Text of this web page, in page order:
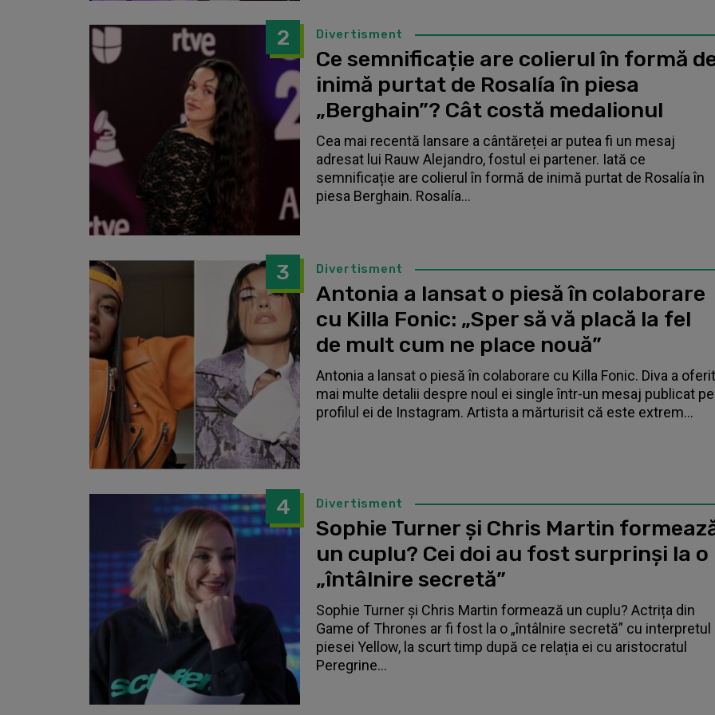
2 Divertisment
Ce semnificație are colierul în formă
inimă purtat de Rosalía în piesa
„Berghain”? Cât costă medalionul
Cea mai recentă lansare a cântăreței ar putea fi un mesaj
adresat lui Rauw Alejandro, fostul ei partener. Iată ce
semnificație are colierul în formă de inimă purtat de Rosalía în
piesa Berghain. Rosalía...
3 Divertisment
Antonia a lansat o piesă în colaborare
cu Killa Fonic: „Sper să vă placă la fel
de mult cum ne place nouă”
Antonia a lansat o piesă în colaborare cu Killa Fonic. Diva a oferit
mai multe detalii despre noul ei single într-un mesaj publicat pe
profilul ei de Instagram. Artista a mărturisit că este extrem...
4 Divertisment
Sophie Turner și Chris Martin
un cuplu? Cei doi au fost surprinși la o
„întâlnire secretă”
Sophie Turner și Chris Martin formează un cuplu? Actrița din
Game of Thrones ar fi fost la o „întâlnire secretă” cu interpretul
piesei Yellow, la scurt timp după ce relația ei cu aristocratul
Peregrine...